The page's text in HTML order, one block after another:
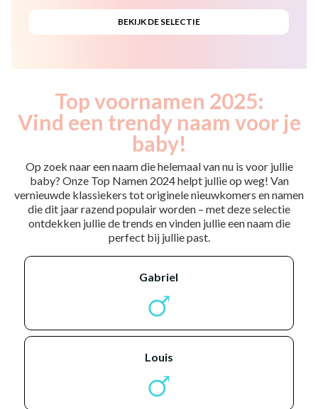
Top voornamen 2025:
Vind een trendy naam voor je
baby!
Op zoek naar een naam die helemaal van nu is voor jullie
baby? Onze Top Namen 2024 helpt jullie op weg! Van
vernieuwde klassiekers tot originele nieuwkomers en namen
die dit jaar razend populair worden – met deze selectie
ontdekken jullie de trends en vinden jullie een naam die
perfect bij jullie past.
gabriel
louis